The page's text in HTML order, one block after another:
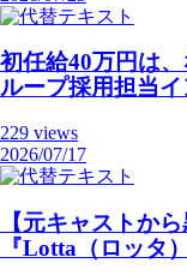
初任給40万円は
ループ採用担当
229 views
2026/07/17
【元キャストか
『Lotta（ロッタ